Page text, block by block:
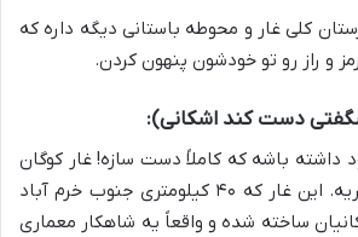
کلی غار و محوطه باستانی دیگه داره که
و راز رو تو خودشون پنهون کردن.
دست کند اشکانی):
داشته باشه که کاملاً دست سازه! غار کوگان
پلدختر دقیقاً همینجوریه. این غار که ۴۰ کیلومتری جنوب خرم آباد
ساخته شده و واقعاً یه شاهکار معماری